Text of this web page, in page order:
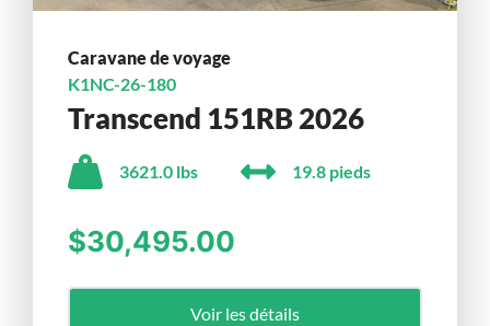
Caravane de voyage
K1NC-26-180
Transcend 151RB 2026
3621.0 lbs 19.8 pieds
$30,495.00
Voir les détails